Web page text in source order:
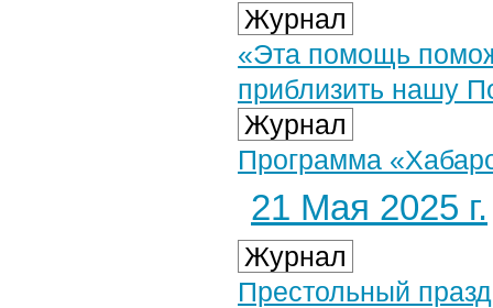
Журнал
«Эта помощь
приблизить нашу
Журнал
Программа
21 Мая 2025 г.
Журнал
Престольный